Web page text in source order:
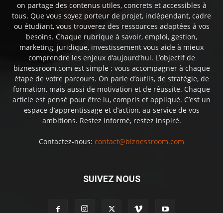
on partage des contenus utiles, concrets et accessibles à
tous. Que vous soyez porteur de projet, indépendant, cadre
ou étudiant, vous trouverez des ressources adaptées à vos
besoins. Chaque rubrique à savoir, emploi, gestion,
marketing, juridique, investissement vous aide à mieux
comprendre les enjeux d’aujourd’hui. L’objectif de
biznessroom.com est simple : vous accompagner à chaque
étape de votre parcours. On parle d’outils, de stratégie, de
formation, mais aussi de motivation et de réussite. Chaque
article est pensé pour être lu, compris et appliqué. C’est un
espace d’apprentissage et d’action, au service de vos
ambitions. Restez informé, restez inspiré.
Contactez-nous: contact@biznessroom.com
SUIVEZ NOUS